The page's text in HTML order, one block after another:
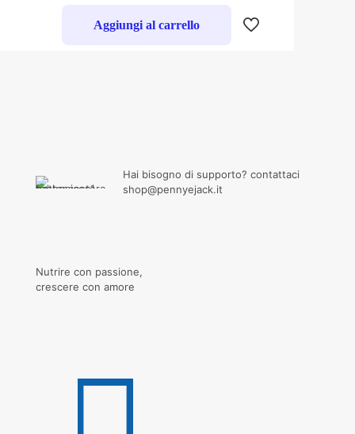
Aggiungi al carrello
Hai bisogno di supporto? contattaci
shop@pennyejack.it
Nutrire con passione,
crescere con amore